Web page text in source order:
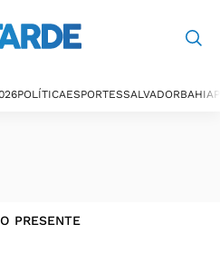
POLÍTICAESPORTESSALVADORBAHIA
PRESENTE